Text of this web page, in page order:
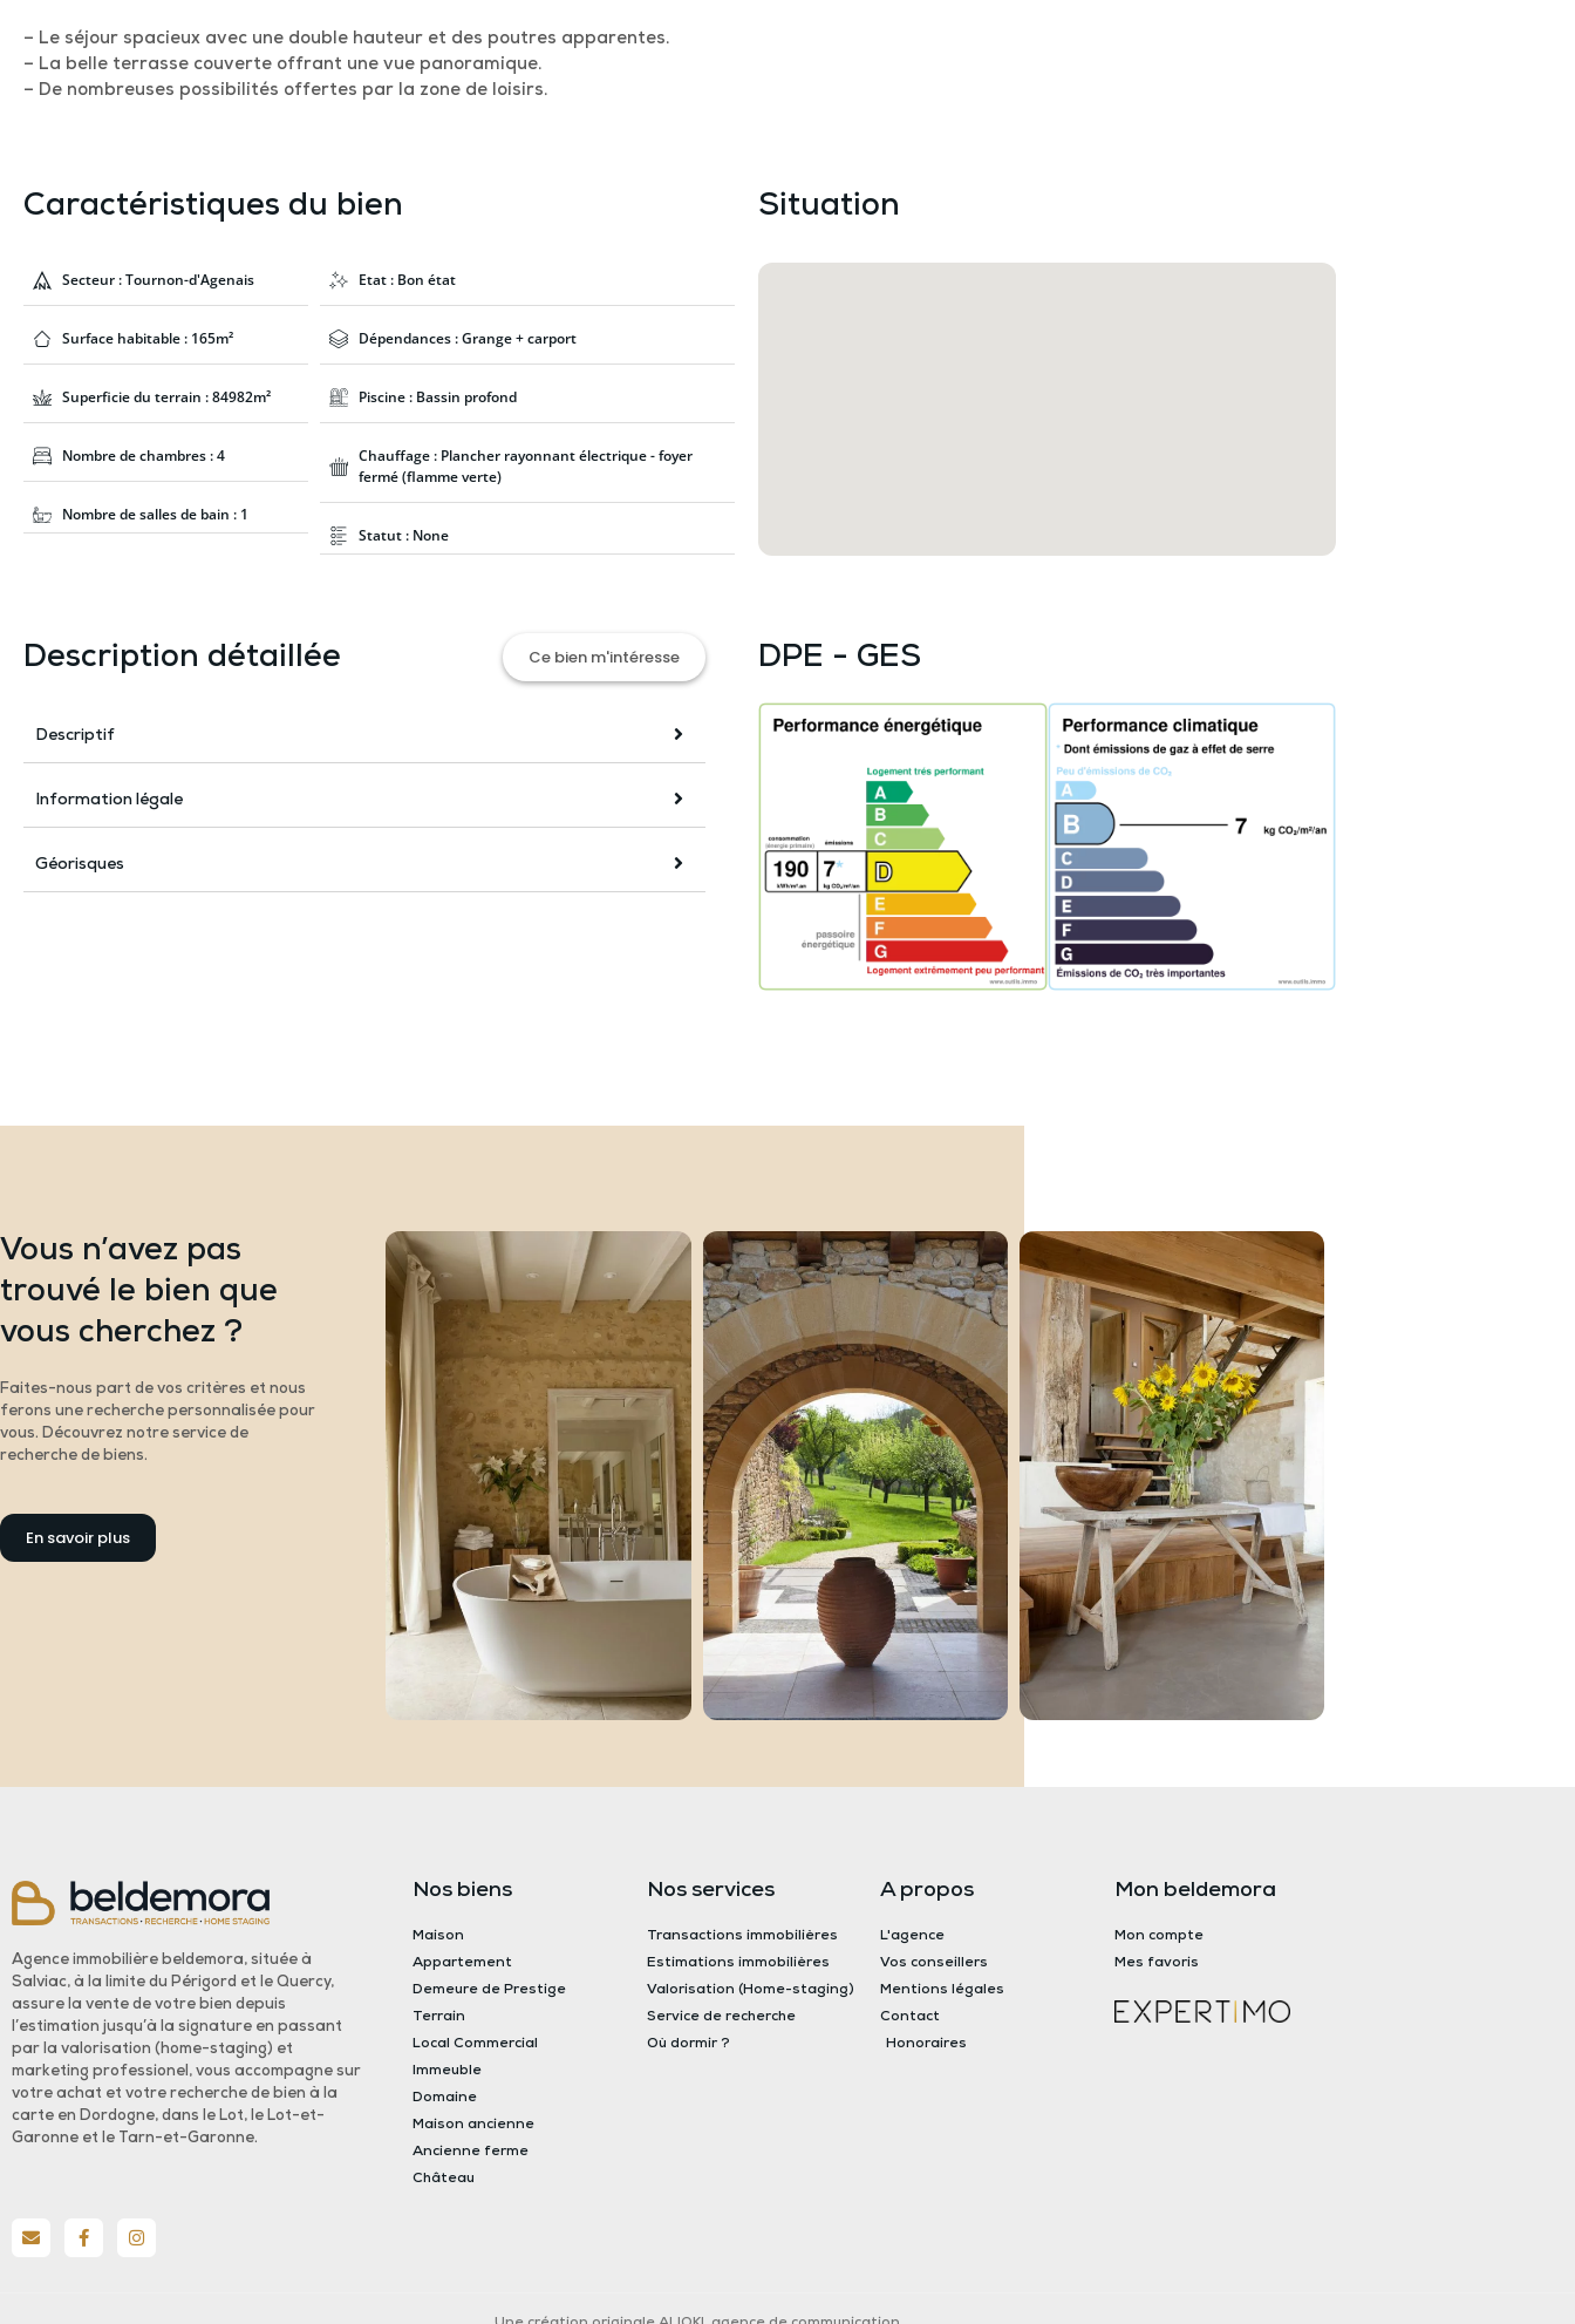
– Le séjour spacieux avec une double hauteur et des poutres apparentes.
– La belle terrasse couverte offrant une vue panoramique.
– De nombreuses possibilités offertes par la zone de loisirs.
Caractéristiques du bien
Secteur : Tournon-d'Agenais
Surface habitable : 165m²
Superficie du terrain : 84982m²
Nombre de chambres : 4
Nombre de salles de bain : 1
Etat : Bon état
Dépendances : Grange + carport
Piscine : Bassin profond
Chauffage : Plancher rayonnant électrique - foyer
fermé (flamme verte)
Statut : None
Situation
Description détaillée Ce bien m'intéresse
Descriptif
Information légale
Géorisques
DPE - GES
Vous n’avez pas
trouvé le bien que
vous cherchez ?
Faites-nous part de vos critères et nous
ferons une recherche personnalisée pour
vous. Découvrez notre service de
recherche de biens.
En savoir plus
Agence immobilière beldemora, située à
Salviac, à la limite du Périgord et le Quercy,
assure la vente de votre bien depuis
l’estimation jusqu’à la signature en passant
par la valorisation (home-staging) et
marketing professionel, vous accompagne sur
votre achat et votre recherche de bien à la
carte en Dordogne, dans le Lot, le Lot-et-
Garonne et le Tarn-et-Garonne.
Nos biens
Maison
Appartement
Demeure de Prestige
Terrain
Local Commercial
Immeuble
Domaine
Maison ancienne
Ancienne ferme
Château
Nos services
Transactions immobilières
Estimations immobilières
Valorisation (Home-staging)
Service de recherche
Où dormir ?
A propos
L'agence
Vos conseillers
Mentions légales
Contact
Honoraires
Mon beldemora
Mon compte
Mes favoris